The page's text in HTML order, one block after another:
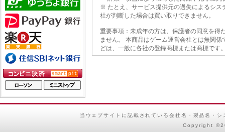
※ たとえ、サービス提供元の過失によるシス
社が判断した場合は買い取りできません。
重要事項：未成年の方は、保護者の同意を得
ません。 本商品はゲーム運営会社とは無関
どは、一般に各社の登録商標または商標です
当ウェブサイトに記載されている会社名・製品名・
Copyright